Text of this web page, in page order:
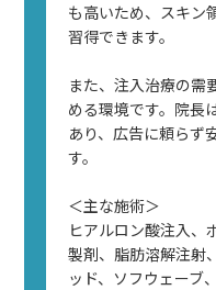
も高いため、スキン
習得できます。
また、注入治療の需
める環境です。院長
あり、広告に頼らず
す。
＜主な施術＞
ヒアルロン酸注入、
製剤、脂肪溶解注射
ッド、ソフウェーブ